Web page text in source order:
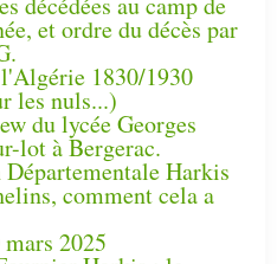
et ordre du décès par
1830/1930
les nuls...)
du lycée Georges
lot à Bergerac.
Harkis
comment cela a
2025